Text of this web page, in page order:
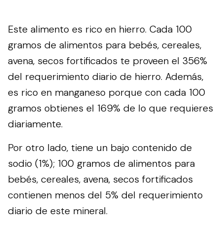
Este alimento es rico en hierro. Cada 100
gramos de alimentos para bebés, cereales,
avena, secos fortificados te proveen el 356%
del requerimiento diario de hierro. Además,
es rico en manganeso porque con cada 100
gramos obtienes el 169% de lo que requieres
diariamente.
Por otro lado, tiene un bajo contenido de
sodio (1%); 100 gramos de alimentos para
bebés, cereales, avena, secos fortificados
contienen menos del 5% del requerimiento
diario de este mineral.